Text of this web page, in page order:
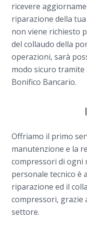
ricevere
riparazione della
non viene richiesto
del collaudo della
operazioni, sarà
modo sicuro tramite
Bonifico Bancario.
Offriamo il primo
manutenzione e la
compressori di ogni
personale tecnico è
riparazione ed il
compressori, grazie
settore.